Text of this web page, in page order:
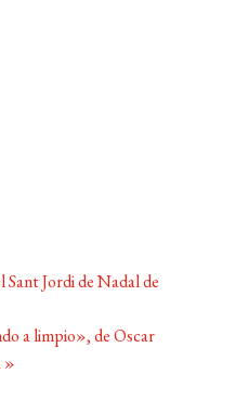
Jordi de Nadal de
a limpio», de Oscar
»